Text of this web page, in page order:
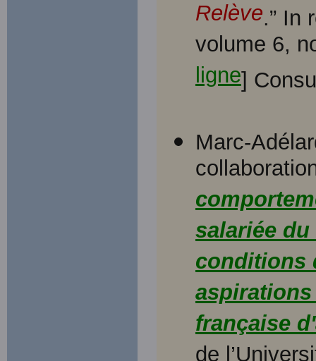
Relève.” In
volume 6,
ligne]
Marc-
salariée
conditions
française